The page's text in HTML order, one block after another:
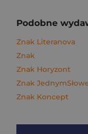
Podobne
Znak Literanova
Znak
Znak Horyzont
Znak
Znak Koncept